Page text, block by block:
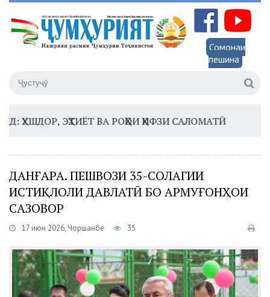
Сомонаи
пешина
ЭҲТИЁТ ВА РОҲҲОИ ҲИФЗИ САЛОМАТӢ16:35 –
ДАНҒАРА. ПЕШВОЗИ 35-СОЛАГИИ
ИСТИҚЛОЛИ ДАВЛАТӢ БО АРМУҒОНҲОИ
САЗОВОР
17 июн 2026, Чоршанбе 35